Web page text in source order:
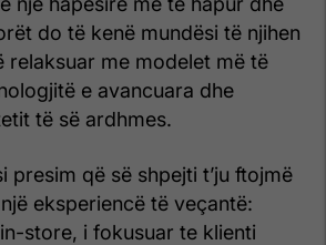
do të kenë mundësi të njihen
relaksuar me modelet më të
e avancuara dhe
të së ardhmes.
presim që së shpejti t’ju ftojmë
eksperiencë të veçantë:
store, i fokusuar te klienti